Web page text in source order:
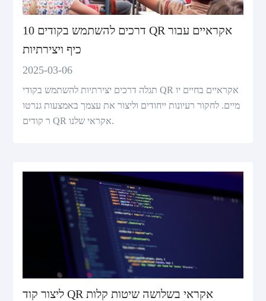
10 דרכים להשתמש בקודים QR אקראיים עבור
כיף ויצירתיות
2025-03-06
תגלה דרכים יצירתיות להשתמש בקודי QR אקראיים בחיים יו
מיים. לחקור רעיונות ייחודים וליצור את עצמך באמצעות גנרטו
ר קודים QR אקראי שלנו.
ליצור קוד QR אקראי בשלושה שיטות קלות